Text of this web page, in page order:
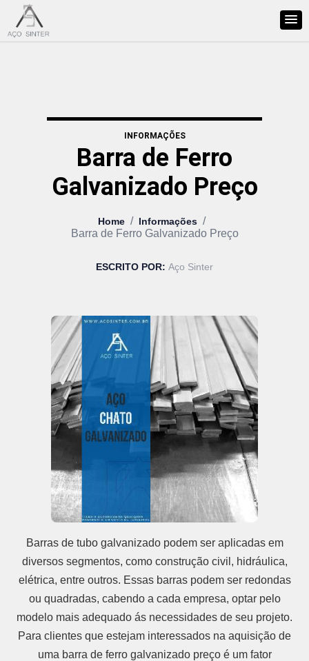
INFORMAÇÕES
Barra de Ferro
Galvanizado Preço
Home / Informações /
Barra de Ferro Galvanizado Preço
ESCRITO POR: Aço Sinter
Barras de tubo galvanizado podem ser aplicadas em
diversos segmentos, como construção civil, hidráulica,
elétrica, entre outros. Essas barras podem ser redondas
ou quadradas, cabendo a cada empresa, optar pelo
modelo mais adequado ás necessidades de seu projeto.
Para clientes que estejam interessados na aquisição de
uma barra de ferro galvanizado preço é um fator